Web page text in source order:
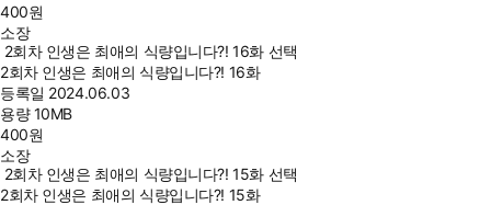
400원
소장
2회차 인생은 최애의 식량입니다?! 16화 선택
2회차 인생은 최애의 식량입니다?! 16화
등록일 2024.06.03
용량10MB
400원
소장
2회차 인생은 최애의 식량입니다?! 15화 선택
2회차 인생은 최애의 식량입니다?! 15화